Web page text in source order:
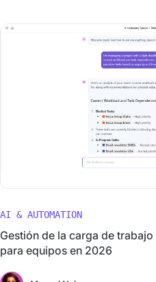
AI & AUTOMATION
Gestión de la carga de
para equipos en 2026